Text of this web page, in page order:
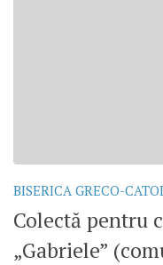
BISERICA GRECO-
Colectă pentru
„Gabriele”